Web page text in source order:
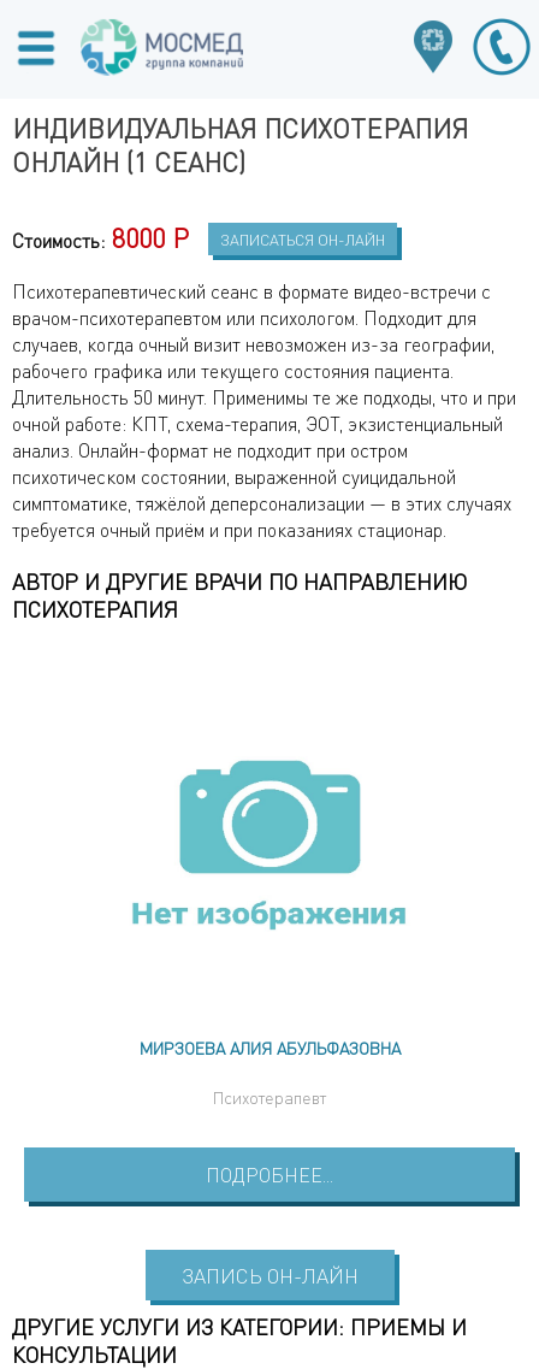
ИНДИВИДУАЛЬНАЯ ПСИХОТЕРАПИЯ
ОНЛАЙН (1 СЕАНС)
Стоимость: 8000 Р ЗАПИСАТЬСЯ ОН-ЛАЙН
Психотерапевтический сеанс в формате видео-встречи с
врачом-психотерапевтом или психологом. Подходит для
случаев, когда очный визит невозможен из-за географии,
рабочего графика или текущего состояния пациента.
Длительность 50 минут. Применимы те же подходы, что и при
очной работе: КПТ, схема-терапия, ЭОТ, экзистенциальный
анализ. Онлайн-формат не подходит при остром
психотическом состоянии, выраженной суицидальной
симптоматике, тяжёлой деперсонализации — в этих случаях
требуется очный приём и при показаниях стационар.
АВТОР И ДРУГИЕ ВРАЧИ ПО НАПРАВЛЕНИЮ
ПСИХОТЕРАПИЯ
МИРЗОЕВА АЛИЯ АБУЛЬФАЗОВНА
Психотерапевт
ПОДРОБНЕЕ...
ЗАПИСЬ ОН-ЛАЙН
ДРУГИЕ УСЛУГИ ИЗ КАТЕГОРИИ: ПРИЕМЫ И
КОНСУЛЬТАЦИИ